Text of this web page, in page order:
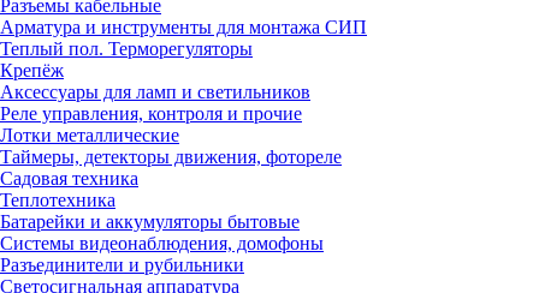
Разъемы кабельные
Арматура и инструменты для монтажа СИП
Теплый пол. Терморегуляторы
Крепёж
Аксессуары для ламп и светильников
Реле управления, контроля и прочие
Лотки металлические
Таймеры, детекторы движения, фотореле
Садовая техника
Теплотехника
Батарейки и аккумуляторы бытовые
Системы видеонаблюдения, домофоны
Разъединители и рубильники
Светосигнальная аппаратура